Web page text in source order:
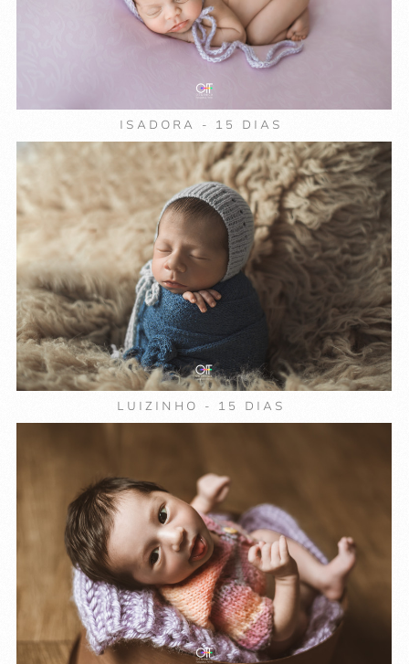
ISADORA - 15 DIAS
LUIZINHO - 15 DIAS